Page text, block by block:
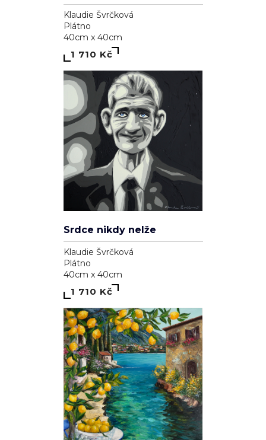
Klaudie Švrčková
Plátno
40cm x 40cm
1 710 Kč
Srdce nikdy nelže
Klaudie Švrčková
Plátno
40cm x 40cm
1 710 Kč